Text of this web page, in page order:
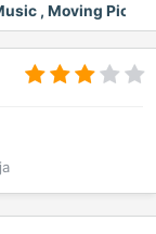
, Moving